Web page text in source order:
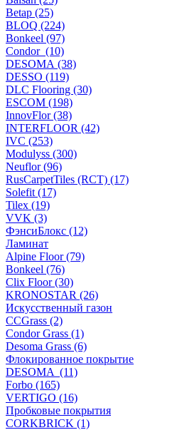
Betap (25)
BLOQ (224)
Bonkeel (97)
Condor (10)
DESOMA (38)
DESSO (119)
DLC Flooring (30)
ESCOM (198)
InnovFlor (38)
INTERFLOOR (42)
IVC (253)
Modulyss (300)
Neuflor (96)
RusCarpetTiles (RCT) (17)
Solefit (17)
Tilex (19)
VVK (3)
ФэнсиБлокс (12)
Ламинат
Alpine Floor (79)
Bonkeel (76)
Clix Floor (30)
KRONOSTAR (26)
Искусственный газон
CCGrass (2)
Condor Grass (1)
Desoma Grass (6)
Флокированное покрытие
DESOMA (11)
Forbo (165)
VERTIGO (16)
Пробковые покрытия
CORKBRICK (1)